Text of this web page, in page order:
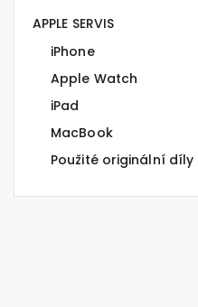
APPLE SERVIS
iPhone
Apple Watch
iPad
MacBook
Použité originální díly